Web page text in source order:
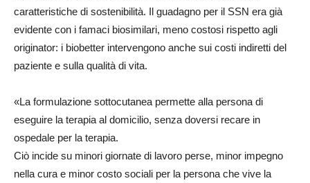
caratteristiche di sostenibilità. Il guadagno per il SSN era già
evidente con i famaci biosimilari, meno costosi rispetto agli
originator: i biobetter intervengono anche sui costi indiretti del
paziente e sulla qualità di vita.
«La formulazione sottocutanea permette alla persona di
eseguire la terapia al domicilio, senza doversi recare in
ospedale per la terapia.
Ciò incide su minori giornate di lavoro perse, minor impegno
nella cura e minor costo sociali per la persona che vive la